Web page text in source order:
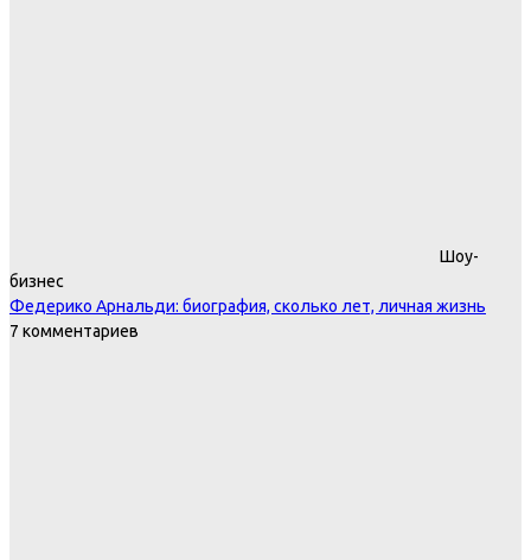
Шоу-
бизнес
Федерико Арнальди: биография, сколько лет, личная жизнь
7 комментариев